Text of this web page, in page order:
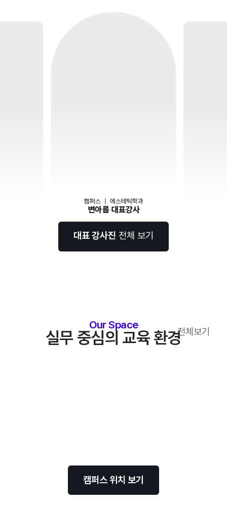
캠퍼스 ｜ 에스테틱학과
변아름 대표강사
대표 강사진 전체 보기
Our Space
실무 중심의 교육 환경전체보기
캠퍼스 위치 보기